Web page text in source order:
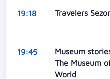
19:18 Travelers
19:45
Museum
The Museum
World